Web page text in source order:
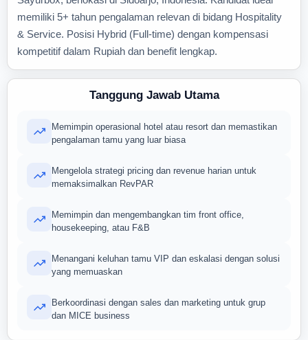
memiliki 5+ tahun pengalaman relevan di bidang Hospitality
& Service. Posisi Hybrid (Full-time) dengan kompensasi
kompetitif dalam Rupiah dan benefit lengkap.
Tanggung Jawab Utama
Memimpin operasional hotel atau resort dan memastikan
pengalaman tamu yang luar biasa
Mengelola strategi pricing dan revenue harian untuk
memaksimalkan RevPAR
Memimpin dan mengembangkan tim front office,
housekeeping, atau F&B
Menangani keluhan tamu VIP dan eskalasi dengan solusi
yang memuaskan
Berkoordinasi dengan sales dan marketing untuk grup
dan MICE business